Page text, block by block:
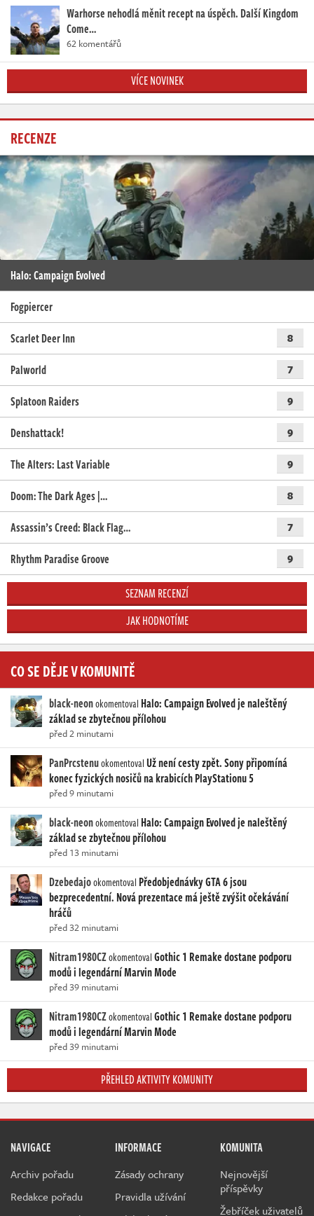
Warhorse nehodlá měnit recept na úspěch. Další Kingdom
Come…
62 komentářů
VÍCE NOVINEK
RECENZE
Halo: Campaign Evolved
Fogpiercer
Scarlet Deer Inn
8
Palworld 7
Splatoon Raiders 9
Denshattack! 9
The Alters: Last Variable 9
Doom: The Dark Ages |… 8
Assassin’s Creed: Black Flag… 7
Rhythm Paradise Groove 9
SEZNAM RECENZÍ
JAK HODNOTÍME
CO SE DĚJE V KOMUNITĚ
black-neonokomentoval Halo: Campaign Evolved je naleštěný
základ se zbytečnou přílohou
před 2 minutami
PanPrcstenuokomentovalUž není cesty zpět. Sony připomíná
konec fyzických nosičů na krabicích PlayStationu 5
před 9 minutami
black-neonokomentoval Halo: Campaign Evolved je naleštěný
základ se zbytečnou přílohou
před 13 minutami
Dzebedajookomentoval Předobjednávky GTA 6 jsou
bezprecedentní. Nová prezentace má ještě zvýšit očekávání
hráčů
před 32 minutami
Nitram1980CZokomentovalGothic 1 Remake dostane podporu
modů i legendární Marvin Mode
před 39 minutami
Nitram1980CZokomentovalGothic 1 Remake dostane podporu
modů i legendární Marvin Mode
před 39 minutami
PŘEHLED AKTIVITY KOMUNITY
NAVIGACE
Archiv pořadu
Redakce pořadu
INFORMACE
Zásady ochrany
Pravidla užívání
KOMUNITA
Nejnovější
příspěvky
Žebříček uživatelů